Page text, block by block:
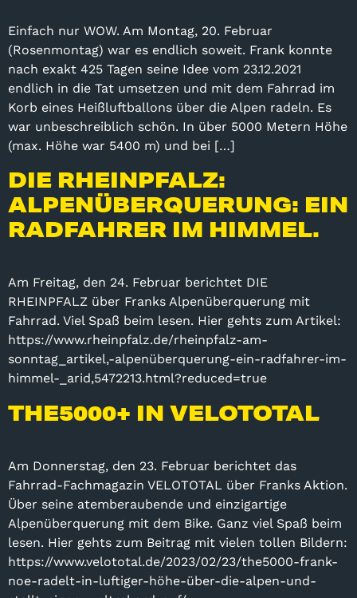
Einfach nur WOW. Am Montag, 20. Februar
(Rosenmontag) war es endlich soweit. Frank konnte
nach exakt 425 Tagen seine Idee vom 23.12.2021
endlich in die Tat umsetzen und mit dem Fahrrad im
Korb eines Heißluftballons über die Alpen radeln. Es
war unbeschreiblich schön. In über 5000 Metern Höhe
(max. Höhe war 5400 m) und bei […]
DIE RHEINPFALZ:
ALPENÜBERQUERUNG: EIN
RADFAHRER IM HIMMEL.
Am Freitag, den 24. Februar berichtet DIE
RHEINPFALZ über Franks Alpenüberquerung mit
Fahrrad. Viel Spaß beim lesen. Hier gehts zum Artikel:
https://www.rheinpfalz.de/rheinpfalz-am-
sonntag_artikel,-alpenüberquerung-ein-radfahrer-im-
himmel-_arid,5472213.html?reduced=true
THE5000+ IN VELOTOTAL
Am Donnerstag, den 23. Februar berichtet das
Fahrrad-Fachmagazin VELOTOTAL über Franks Aktion.
Über seine atemberaubende und einzigartige
Alpenüberquerung mit dem Bike. Ganz viel Spaß beim
lesen. Hier gehts zum Beitrag mit vielen tollen Bildern:
https://www.velototal.de/2023/02/23/the5000-frank-
noe-radelt-in-luftiger-höhe-über-die-alpen-und-